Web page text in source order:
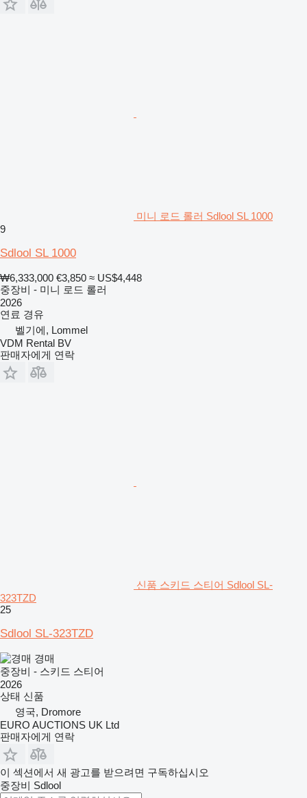
미니 로드 롤러 Sdlool SL 1000
9
Sdlool SL 1000
₩6,333,000 €3,850 ≈ US$4,448
중장비 - 미니 로드 롤러
2026
연료 경유
벨기에, Lommel
VDM Rental BV
판매자에게 연락
신품 스키드 스티어 Sdlool SL-
323TZD
25
Sdlool SL-323TZD
경매
중장비 - 스키드 스티어
2026
상태 신품
영국, Dromore
EURO AUCTIONS UK Ltd
판매자에게 연락
이 섹션에서 새 광고를 받으려면 구독하십시오
중장비 Sdlool